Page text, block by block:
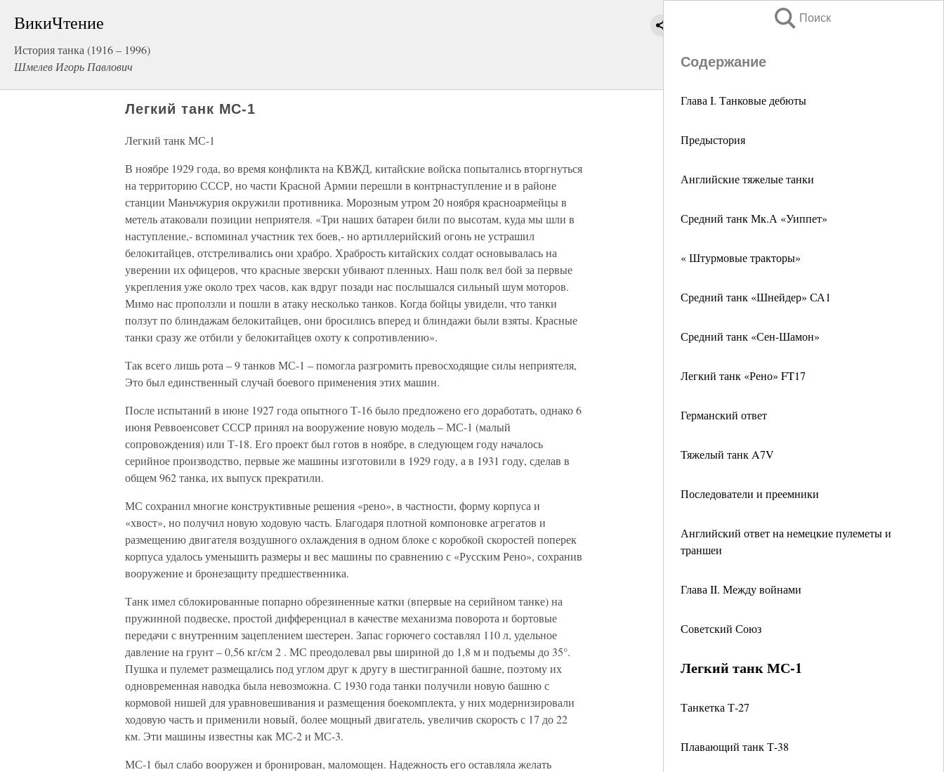
ВикиЧтение
История танка (1916 – 1996)
Шмелев Игорь Павлович
Поиск
Содержание
Глава I. Танковые дебюты
Предыстория
Английские тяжелые танки
Средний танк Мк.А «Уиппет»
« Штурмовые тракторы»
Средний танк «Шнейдер» СА1
Средний танк «Сен-Шамон»
Легкий танк «Рено» FT17
Германский ответ
Тяжелый танк A7V
Последователи и преемники
Английский ответ на немецкие пулеметы и
траншеи
Глава II. Между войнами
Советский Союз
Легкий танк МС-1
Танкетка Т-27
Плавающий танк Т-38
Легкий танк МС-1
Легкий танк МС-1
В ноябре 1929 года, во время конфликта на КВЖД, китайские войска попытались вторгнуться
на территорию СССР, но части Красной Армии перешли в контрнаступление и в районе
станции Маньчжурия окружили противника. Морозным утром 20 ноября красноармейцы в
метель атаковали позиции неприятеля. «Три наших батареи били по высотам, куда мы шли в
наступление,- вспоминал участник тех боев,- но артиллерийский огонь не устрашил
белокитайцев, отстреливались они храбро. Храбрость китайских солдат основывалась на
уверении их офицеров, что красные зверски убивают пленных. Наш полк вел бой за первые
укрепления уже около трех часов, как вдруг позади нас послышался сильный шум моторов.
Мимо нас проползли и пошли в атаку несколько танков. Когда бойцы увидели, что танки
ползут по блиндажам белокитайцев, они бросились вперед и блиндажи были взяты. Красные
танки сразу же отбили у белокитайцев охоту к сопротивлению».
Так всего лишь рота – 9 танков МС-1 – помогла разгромить превосходящие силы неприятеля,
Это был единственный случай боевого применения этих машин.
После испытаний в июне 1927 года опытного Т-16 было предложено его доработать, однако 6
июня Реввоенсовет СССР принял на вооружение новую модель – МС-1 (малый
сопровождения) или Т-18. Его проект был готов в ноябре, в следующем году началось
серийное производство, первые же машины изготовили в 1929 году, а в 1931 году, сделав в
общем 962 танка, их выпуск прекратили.
МС сохранил многие конструктивные решения «рено», в частности, форму корпуса и
«хвост», но получил новую ходовую часть. Благодаря плотной компоновке агрегатов и
размещению двигателя воздушного охлаждения в одном блоке с коробкой скоростей поперек
корпуса удалось уменьшить размеры и вес машины по сравнению с «Русским Рено», сохранив
вооружение и бронезащиту предшественника.
Танк имел сблокированные попарно обрезиненные катки (впервые на серийном танке) на
пружинной подвеске, простой дифференциал в качестве механизма поворота и бортовые
передачи с внутренним зацеплением шестерен. Запас горючего составлял 110 л, удельное
давление на грунт – 0,56 кг/см 2 . МС преодолевал рвы шириной до 1,8 м и подъемы до 35°.
Пушка и пулемет размещались под углом друг к другу в шестигранной башне, поэтому их
одновременная наводка была невозможна. С 1930 года танки получили новую башню с
кормовой нишей для уравновешивания и размещения боекомплекта, у них модернизировали
ходовую часть и применили новый, более мощный двигатель, увеличив скорость с 17 до 22
км. Эти машины известны как МС-2 и МС-3.
МС-1 был слабо вооружен и бронирован, маломощен. Надежность его оставляла желать